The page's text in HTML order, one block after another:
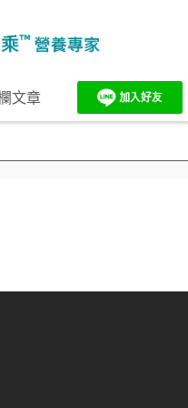
文章